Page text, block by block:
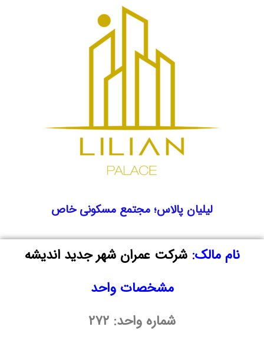
لیلیان پالاس؛ مجتمع مسکونی خاص
نام مالک:شرکت عمران شهر جدید اندیشه
مشخصات واحد
شماره واحد: ۲۷۲